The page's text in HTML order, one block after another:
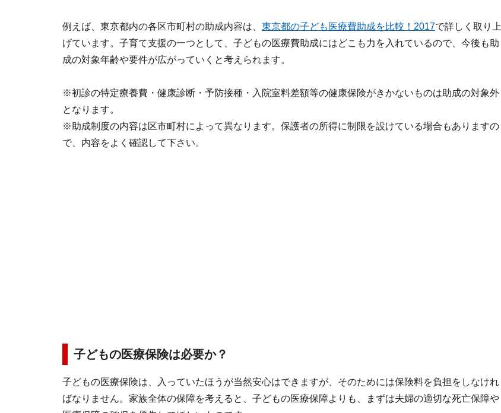
例えば、東京都内の各区市町村の助成内容は、 東京都の子ども医療費助成を比較！2017で詳しく取り上
げています。子育て支援の一つとして、子どもの医療費助成にはどこも力を入れているので、今後も助
成の対象年齢や要件が広がっていくと考えられます。
※初診の特定療養費・健康診断・予防接種・入院室料差額等の健康保険がきかないものは助成の対象外
となります。
※助成制度の内容は区市町村によって異なります。保護者の所得に制限を設けている場合もありますの
で、内容をよく確認して下さい。
子どもの医療保険は必要か？
子どもの医療保険は、入っていたほうが当然安心はできますが、そのためには保険料を負担をしなけれ
ばなりません。家族全体の保障を考えると、子どもの医療保障よりも、まずは夫婦の適切な死亡保障や